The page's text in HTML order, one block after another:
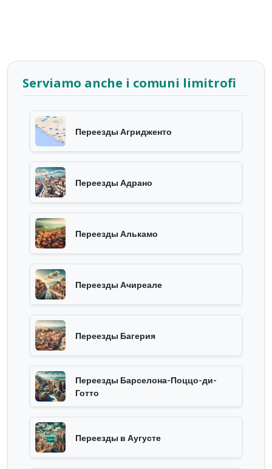
Serviamo anche i comuni limitrofi
Переезды Агридженто
Переезды Адрано
Переезды Алькамо
Переезды Ачиреале
Переезды Багерия
Переезды Барселона-Поццо-ди-
Готто
Переезды в Аугусте